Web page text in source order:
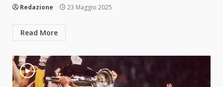
Redazione 23 Maggio 2025
Read More